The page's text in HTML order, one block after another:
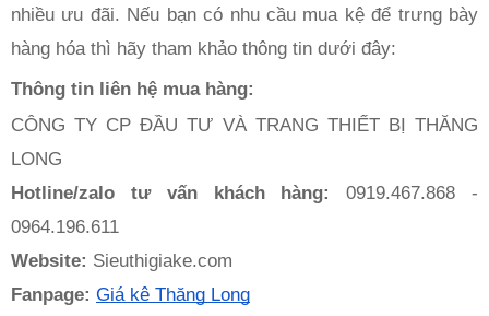
nhiều ưu đãi. Nếu bạn có nhu cầu mua kệ để trưng bày
hàng hóa thì hãy tham khảo thông tin dưới đây:
Thông tin liên hệ mua hàng:
CÔNG TY CP ĐẦU TƯ VÀ TRANG THIẾT BỊ THĂNG
LONG
Hotline/zalo tư vấn khách hàng: 0919.467.868 -
0964.196.611
Website: Sieuthigiake.com
Fanpage: Giá kệ Thăng Long